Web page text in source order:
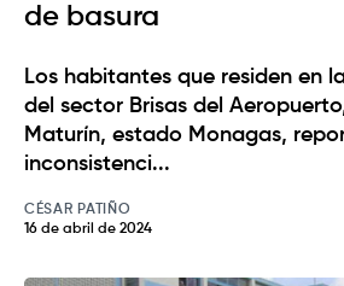
de basura
Los habitantes que residen en
del sector Brisas del
Maturín, estado Monagas,
inconsistenci...
CÉSAR PATIÑO
16 de abril de 2024